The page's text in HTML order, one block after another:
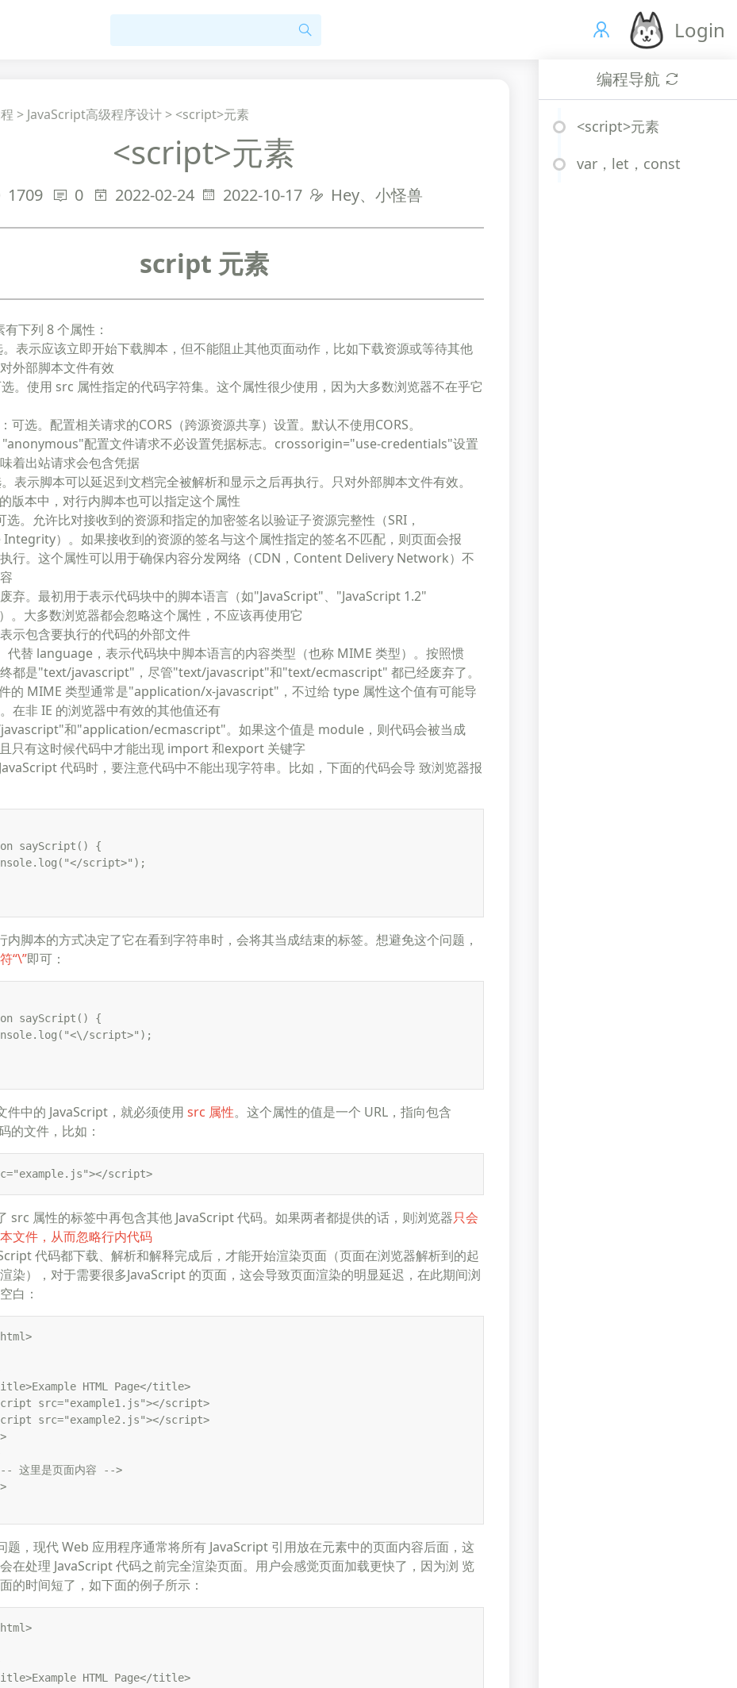
Login
> JavaScript高级程序设计 > <script>元素
<script>元素
1709 0 2022-02-24 2022-10-17 Hey、小怪兽
script 元素
下列 8 个属性：
。表示应该立即开始下载脚本，但不能阻止其他页面动作，比如下载资源或等待其他
外部脚本文件有效
选。使用 src 属性指定的代码字符集。这个属性很少使用，因为大多数浏览器不在乎它
：可选。配置相关请求的CORS（跨源资源共享）设置。默认不使用CORS。
配置文件请求不必设置凭据标志。crossorigin="use-credentials"设置
着出站请求会包含凭据
。表示脚本可以延迟到文档完全被解析和显示之后再执行。只对外部脚本文件有效。
版本中，对行内脚本也可以指定这个属性
选。允许比对接收到的资源和指定的加密签名以验证子资源完整性（SRI，
）。如果接收到的资源的签名与这个属性指定的签名不匹配，则页面会报
行。这个属性可以用于确保内容分发网络（CDN，Content Delivery Network）不
废弃。最初用于表示代码块中的脚本语言（如"JavaScript"、"JavaScript 1.2"
。大多数浏览器都会忽略这个属性，不应该再使用它
表示包含要执行的代码的外部文件
代替 language，表示代码块中脚本语言的内容类型（也称 MIME 类型）。按照惯
都是"text/javascript"，尽管"text/javascript"和"text/ecmascript" 都已经废弃了。
的 MIME 类型通常是"application/x-javascript"，不过给 type 属性这个值有可能导
在非 IE 的浏览器中有效的其他值还有
和"application/ecmascript"。如果这个值是 module，则代码会被当成
只有这时候代码中才能出现 import 和export 关键字
代码时，要注意代码中不能出现字符串。比如，下面的代码会导 致浏览器报
sayScript() {
script>");
内脚本的方式决定了它在看到字符串时，会将其当成结束的标签。想避免这个问题，
“\”即可：
sayScript() {
script>");
件中的 JavaScript，就必须使用 src 属性。这个属性的值是一个 URL，指向包含
的文件，比如：
script>
src 属性的标签中再包含其他 JavaScript 代码。如果两者都提供的话，则浏览器只会
文件，从而忽略行内代码
代码都下载、解析和解释完成后，才能开始渲染页面（页面在浏览器解析到的起
染），对于需要很多JavaScript 的页面，这会导致页面渲染的明显延迟，在此期间浏
白：
html>
HTML Page</title>
src="example1.js"></script>
src="example2.js"></script>
这里是页面内容 -->
题，现代 Web 应用程序通常将所有 JavaScript 引用放在元素中的页面内容后面，这
在处理 JavaScript 代码之前完全渲染页面。用户会感觉页面加载更快了，因为浏 览
的时间短了，如下面的例子所示：
html>
HTML Page</title>
编程导航
<script>元素
var，let，const